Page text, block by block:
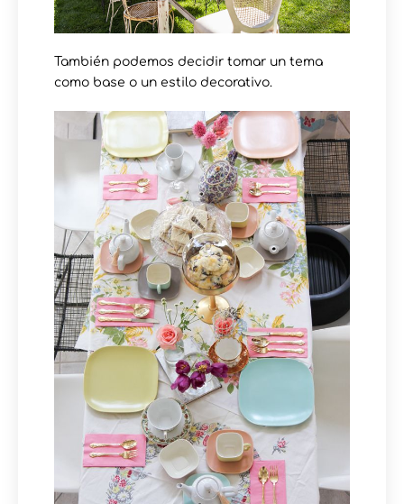
También podemos decidir tomar un tema
como base o un estilo decorativo.